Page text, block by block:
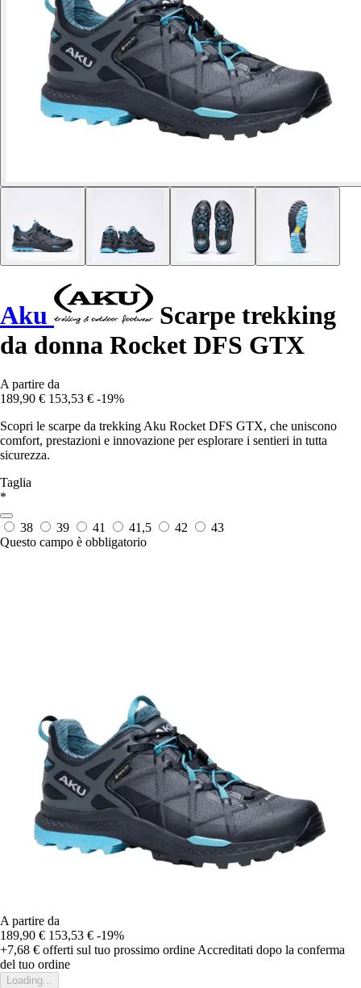
Aku
Scarpe trekking
da donna Rocket DFS GTX
A partire da
189,90 € 153,53 € -19%
Scopri le scarpe da trekking Aku Rocket DFS GTX, che uniscono
comfort, prestazioni e innovazione per esplorare i sentieri in tutta
sicurezza.
Taglia
*
38 39 41 41,5 42
43
Questo campo è obbligatorio
A partire da
189,90 € 153,53 € -19%
+7,68 € offerti sul tuo prossimo ordine Accreditati dopo la conferma
del tuo ordine
Loading...